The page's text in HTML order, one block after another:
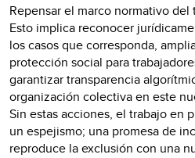
Repensar el marco normativo
Esto implica reconocer
los casos que corresponda,
protección social para
garantizar transparencia
organización colectiva en este
Sin estas acciones, el trabajo en
un espejismo; una promesa de
reproduce la exclusión con una